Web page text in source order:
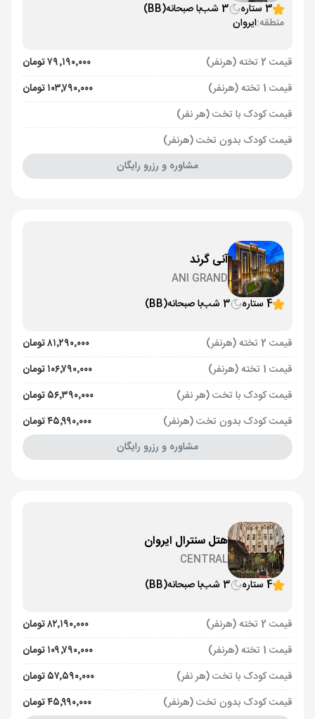
3 ستاره
3 شب با صبحانه(BB)
منطقه:ایروان
قیمت 2 تخته (هرنفر)
۷۹٬۱۹۰٬۰۰۰ تومان
قیمت 1 تخته (هرنفر)
۱۰۳٬۷۹۰٬۰۰۰ تومان
قیمت کودک با تخت (هر نفر)
قیمت کودک بدون تخت (هرنفر)
مشاوره و رزرو رایگان
آنی گرند
ANI GRAND
4 ستاره
3 شب با صبحانه(BB)
قیمت 2 تخته (هرنفر)
۸۱٬۲۹۰٬۰۰۰ تومان
قیمت 1 تخته (هرنفر)
۱۰۶٬۷۹۰٬۰۰۰ تومان
قیمت کودک با تخت (هر نفر)
۵۶٬۳۹۰٬۰۰۰ تومان
قیمت کودک بدون تخت (هرنفر)
۴۵٬۹۹۰٬۰۰۰ تومان
مشاوره و رزرو رایگان
هتل سنترال ایروان
CENTRAL
4 ستاره
3 شب با صبحانه(BB)
قیمت 2 تخته (هرنفر)
۸۲٬۱۹۰٬۰۰۰ تومان
قیمت 1 تخته (هرنفر)
۱۰۹٬۷۹۰٬۰۰۰ تومان
قیمت کودک با تخت (هر نفر)
۵۷٬۵۹۰٬۰۰۰ تومان
قیمت کودک بدون تخت (هرنفر)
۴۵٬۹۹۰٬۰۰۰ تومان